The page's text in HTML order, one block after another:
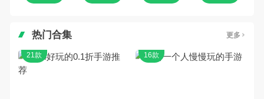
热门合集 更多
21款 16款